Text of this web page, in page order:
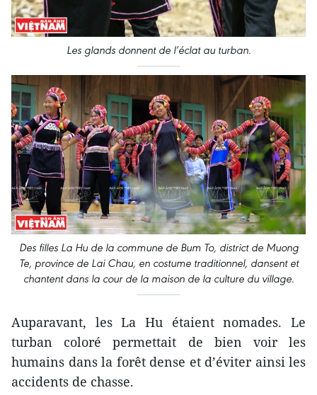
Les glands donnent de l’éclat au turban.
Des filles La Hu de la commune de Bum To, district de Muong
Te, province de Lai Chau, en costume traditionnel, dansent et
chantent dans la cour de la maison de la culture du village.
Auparavant, les La Hu étaient nomades. Le
turban coloré permettait de bien voir les
humains dans la forêt dense et d’éviter ainsi les
accidents de chasse.